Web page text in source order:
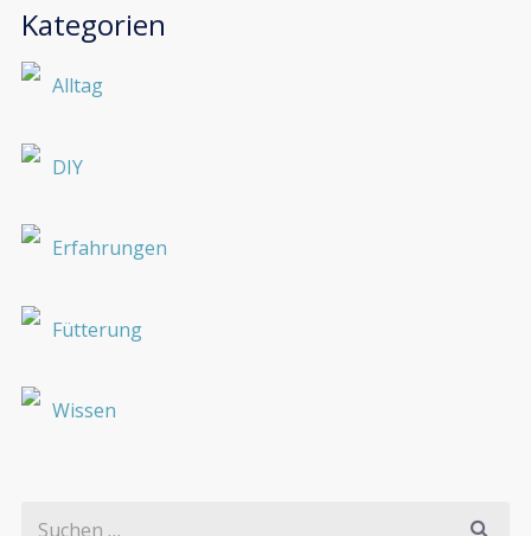
Kategorien
Alltag
DIY
Erfahrungen
Fütterung
Wissen